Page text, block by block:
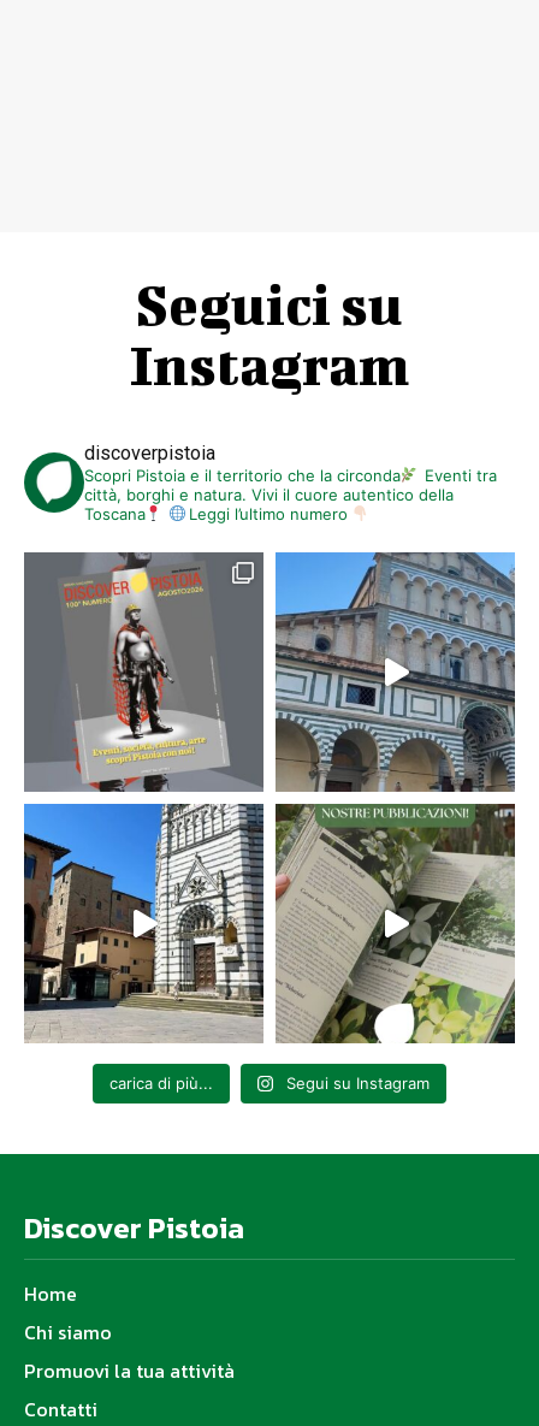
Seguici su
Instagram
discoverpistoia
Scopri Pistoia e il territorio che la circonda
Eventi tra
città, borghi e natura. Vivi il cuore autentico della
Toscana
Leggi l’ultimo numero
carica di più... Segui su Instagram
Discover Pistoia
Home
Chi siamo
Promuovi la tua attività
Contatti